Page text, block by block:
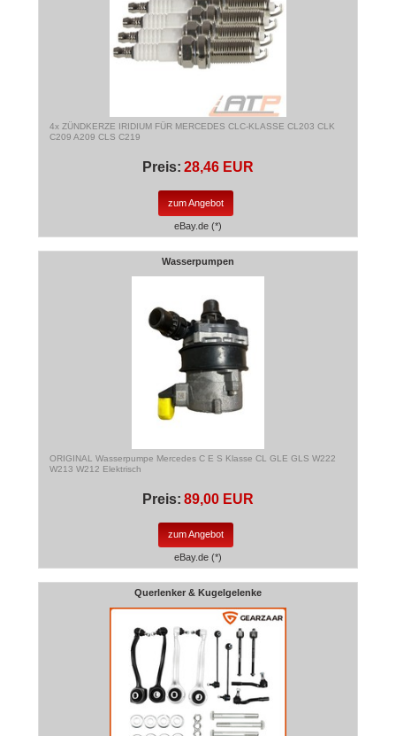
4x ZÜNDKERZE IRIDIUM FÜR MERCEDES CLC-KLASSE CL203 CLK
C209 A209 CLS C219
Preis: 28,46 EUR
zum Angebot
eBay.de (*)
Wasserpumpen
ORIGINAL Wasserpumpe Mercedes C E S Klasse CL GLE GLS W222
W213 W212 Elektrisch
Preis: 89,00 EUR
zum Angebot
eBay.de (*)
Querlenker & Kugelgelenke